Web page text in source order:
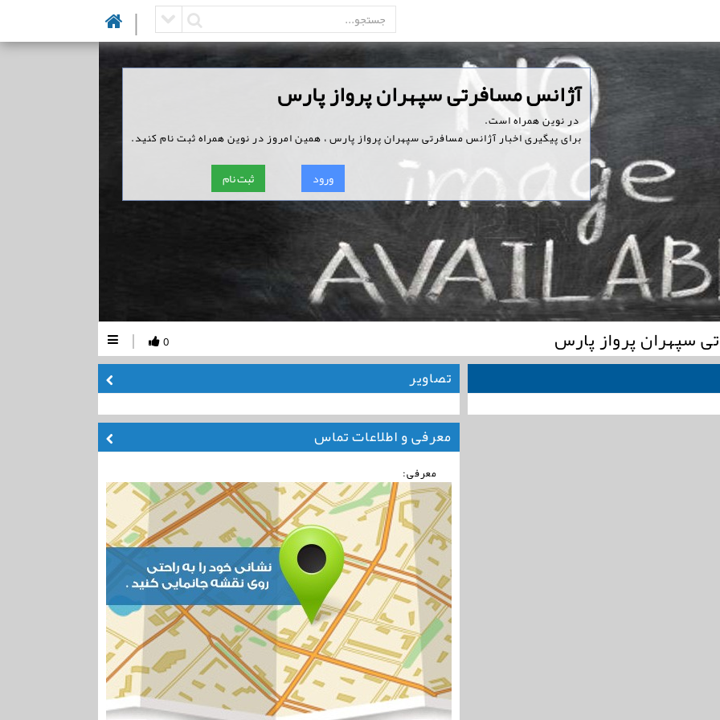
|
‏آژانس مسافرتی سپهران پرواز پارس
‏ در نوین همراه است.
برای پیگیری اخبار آژانس مسافرتی سپهران پرواز پارس ، همین امروز در نوین همراه ثبت نام کنید.
ورود ثبت نام
سپهران پرواز پارس 0
|
تصاویر
معرفی و اطلاعات تماس
معرفی: